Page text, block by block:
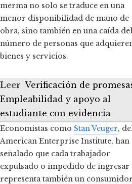
merma no solo se traduce en una
menor disponibilidad de mano de
obra, sino también en una caída del
número de personas que
bienes y servicios.
Leer Verificación de
Empleabilidad y apoyo al
estudiante con evidencia
Economistas como Stan Veuger,
American Enterprise Institute, han
señalado que cada trabajador
expulsado o impedido de ingresar
representa también un consumidor